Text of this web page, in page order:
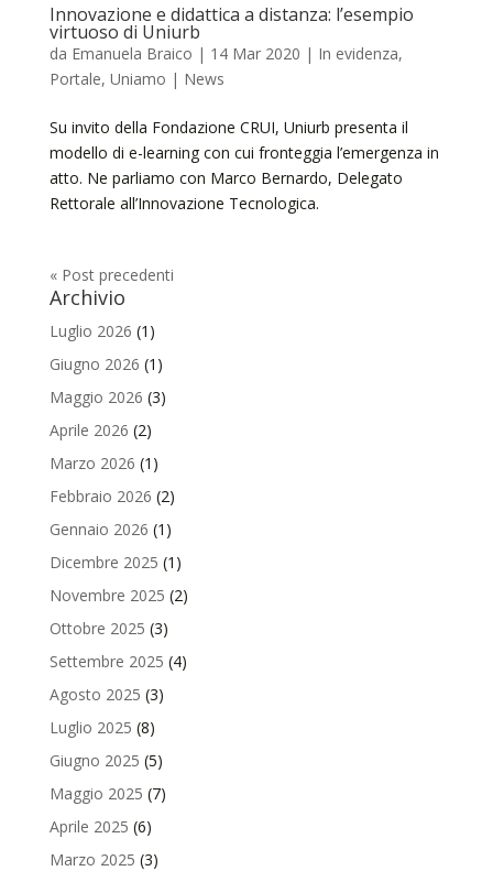
Innovazione e didattica a distanza: l’esempio
virtuoso di Uniurb
da Emanuela Braico | 14 Mar 2020 | In evidenza,
Portale, Uniamo | News
Su invito della Fondazione CRUI, Uniurb presenta il
modello di e-learning con cui fronteggia l’emergenza in
atto. Ne parliamo con Marco Bernardo, Delegato
Rettorale all’Innovazione Tecnologica.
« Post precedenti
Archivio
Luglio 2026 (1)
Giugno 2026 (1)
Maggio 2026 (3)
Aprile 2026 (2)
Marzo 2026 (1)
Febbraio 2026 (2)
Gennaio 2026 (1)
Dicembre 2025 (1)
Novembre 2025 (2)
Ottobre 2025 (3)
Settembre 2025 (4)
Agosto 2025 (3)
Luglio 2025 (8)
Giugno 2025 (5)
Maggio 2025 (7)
Aprile 2025 (6)
Marzo 2025 (3)